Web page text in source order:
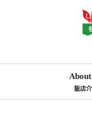
飯店